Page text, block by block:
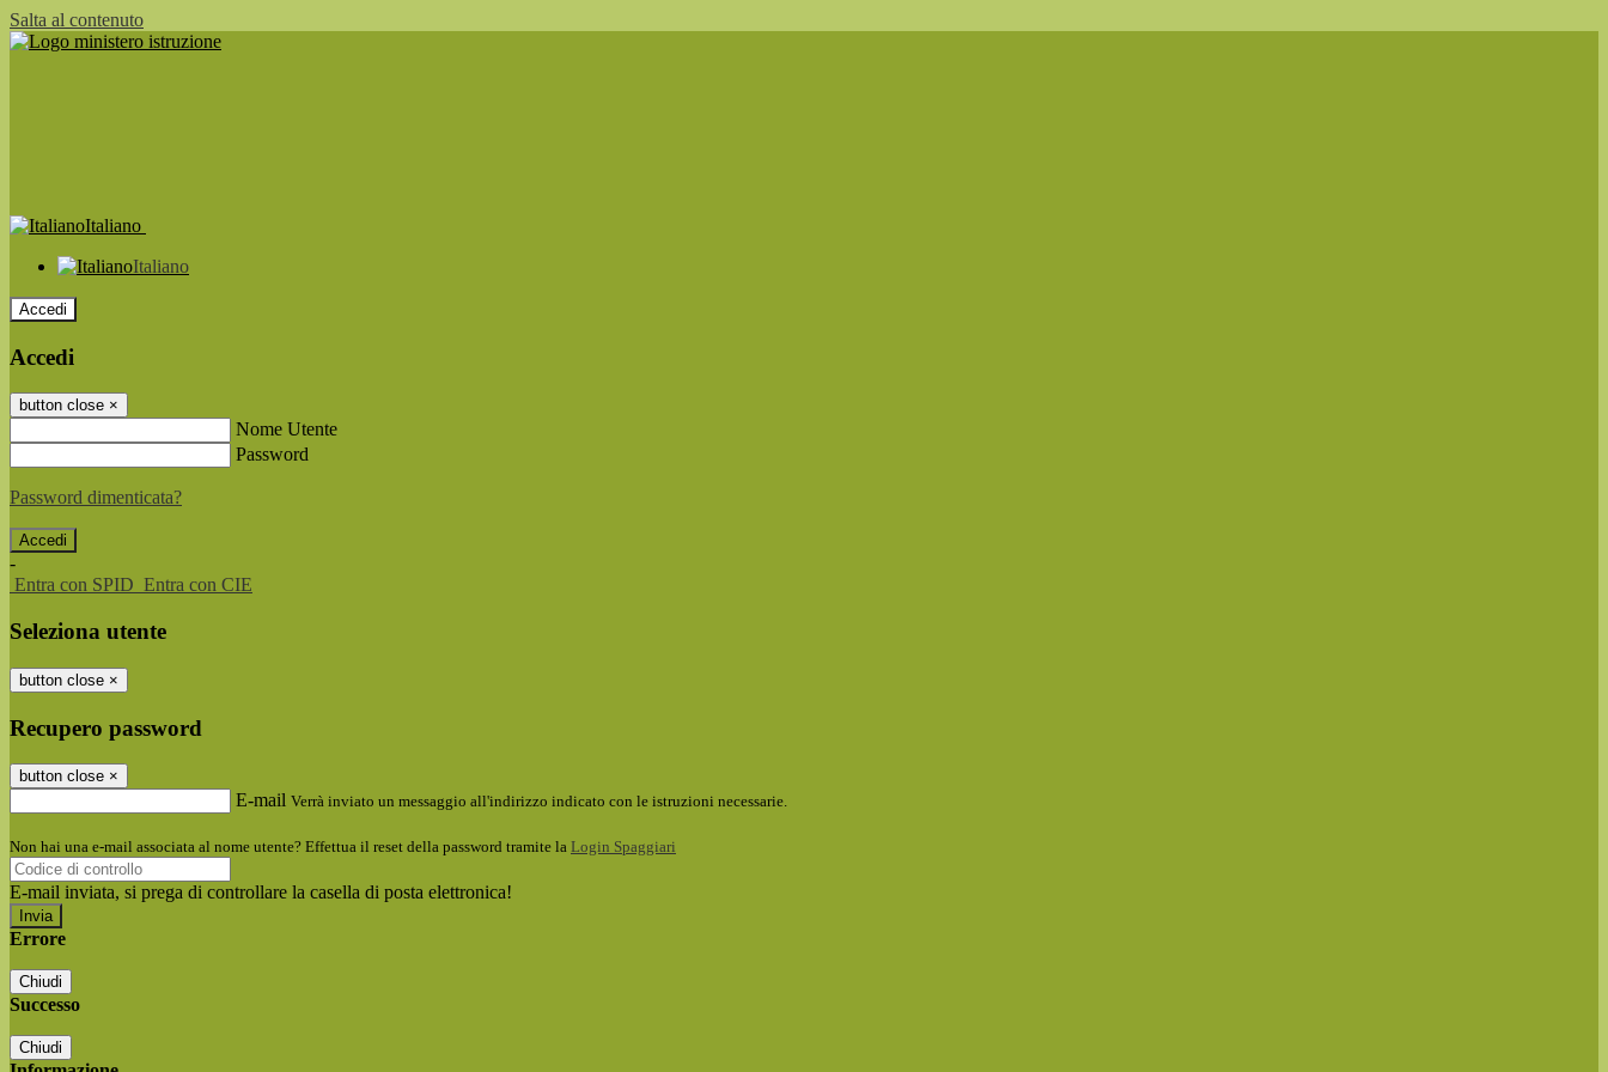
Salta al contenuto
Italiano
Italiano
Accedi
Accedi
button close ×
Nome Utente
Password
Password dimenticata?
-
Entra con SPID Entra con CIE
Seleziona utente
button close ×
Recupero password
button close ×
E-mail Verrà inviato un messaggio all'indirizzo indicato con le istruzioni necessarie.
Non hai una e-mail associata al nome utente? Effettua il reset della password tramite la Login Spaggiari
E-mail inviata, si prega di controllare la casella di posta elettronica!
Errore
Chiudi
Successo
Chiudi